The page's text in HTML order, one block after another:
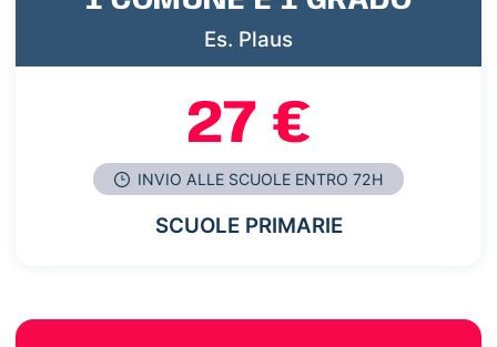
Es. Plaus
27 €
INVIO ALLE SCUOLE ENTRO 72H
SCUOLE PRIMARIE